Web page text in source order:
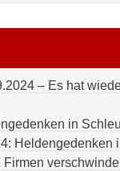
– Es hat
in
Heldengedenken
Firmen